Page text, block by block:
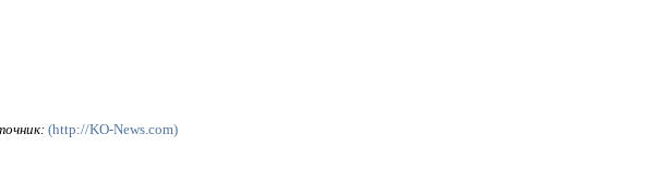
(http://KO-News.com)